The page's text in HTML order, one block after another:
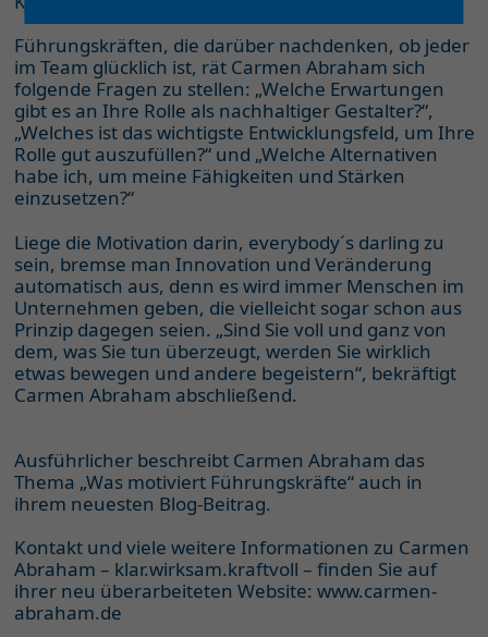
Führungskräften, die darüber nachdenken, ob jeder
im Team glücklich ist, rät Carmen Abraham sich
folgende Fragen zu stellen: „Welche Erwartungen
gibt es an Ihre Rolle als nachhaltiger Gestalter?“,
„Welches ist das wichtigste Entwicklungsfeld, um Ihre
Rolle gut auszufüllen?“ und „Welche Alternativen
habe ich, um meine Fähigkeiten und Stärken
einzusetzen?“
Liege die Motivation darin, everybody´s darling zu
sein, bremse man Innovation und Veränderung
automatisch aus, denn es wird immer Menschen im
Unternehmen geben, die vielleicht sogar schon aus
Prinzip dagegen seien. „Sind Sie voll und ganz von
dem, was Sie tun überzeugt, werden Sie wirklich
etwas bewegen und andere begeistern“, bekräftigt
Carmen Abraham abschließend.
Ausführlicher beschreibt Carmen Abraham das
Thema „Was motiviert Führungskräfte“ auch in
ihrem neuesten Blog-Beitrag.
Kontakt und viele weitere Informationen zu Carmen
Abraham – klar.wirksam.kraftvoll – finden Sie auf
ihrer neu überarbeiteten Website: www.carmen-
abraham.de